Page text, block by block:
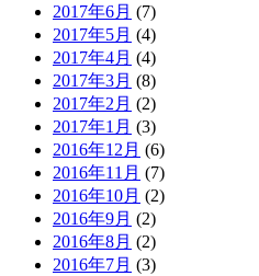
2017年6月 (7)
2017年5月 (4)
2017年4月 (4)
2017年3月 (8)
2017年2月 (2)
2017年1月 (3)
2016年12月 (6)
2016年11月 (7)
2016年10月 (2)
2016年9月 (2)
2016年8月 (2)
2016年7月 (3)